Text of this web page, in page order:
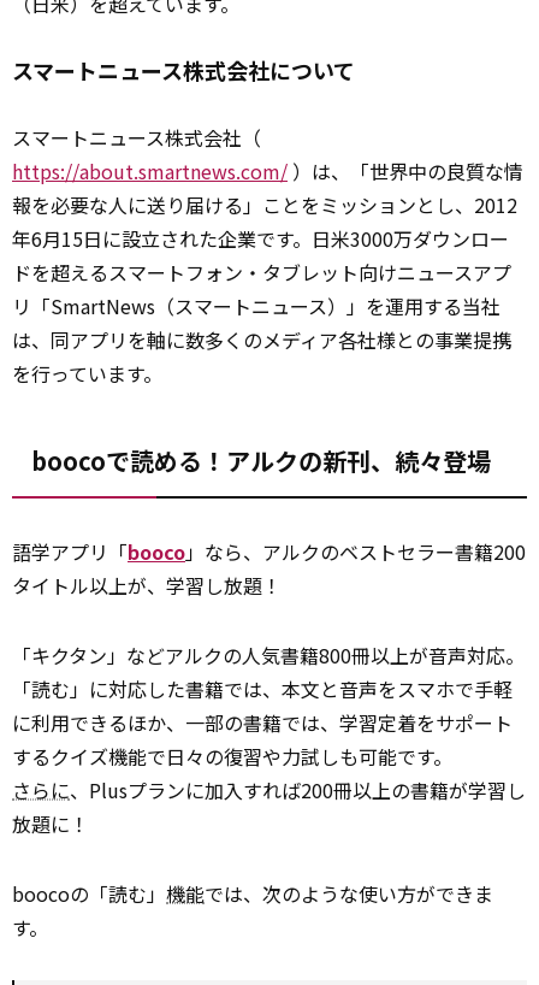
スマートニュース株式会社について
スマートニュース株式会社（
https://about.smartnews.com/ ）は、「世界中の良質な情
報を必要な人に送り届ける」ことをミッションとし、2012
年6月15日に設立された企業です。日米3000万ダウンロー
ドを超えるスマートフォン・タブレット向けニュースアプ
リ「SmartNews（スマートニュース）」を運用する当社
は、同アプリを軸に数多くのメディア各社様との事業提携
を行っています。
boocoで読める！アルクの新刊、続々登場
語学アプリ「booco」なら、アルクのベストセラー書籍200
タイトル以上が、学習し放題！
「キクタン」などアルクの人気書籍800冊以上が音声対応。
「読む」に対応した書籍では、本文と音声をスマホで手軽
に利用できるほか、一部の書籍では、学習定着をサポート
するクイズ機能で日々の復習や力試しも可能です。
さらに、Plusプランに加入すれば200冊以上の書籍が学習し
放題に！
boocoの「読む」 機能では、次のような使い方ができま
す。